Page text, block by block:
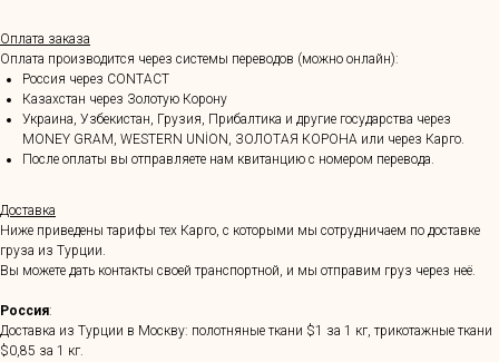
Оплата заказа
Оплата производится через системы переводов (можно онлайн):
Россия через CONTACT
Казахстан через Золотую Корону
Украина, Узбекистан, Грузия, Прибалтика и другие государства через
MONEY GRAM, WESTERN UNİON, ЗОЛОТАЯ КОРОНА или через Карго.
После оплаты вы отправляете нам квитанцию с номером перевода.
Доставка
Ниже приведены тарифы тех Карго, с которыми мы сотрудничаем по доставке
груза из Турции.
Вы можете дать контакты своей транспортной, и мы отправим груз через неё.
Россия:
Доставка из Турции в Москву: полотняные ткани $1 за 1 кг, трикотажные ткани
$0,85 за 1 кг.